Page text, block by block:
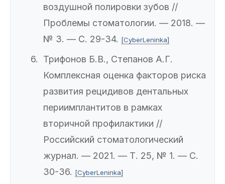
воздушной полировки зубов //
Проблемы стоматологии. — 2018. —
№ 3. — С. 29-34. [CyberLeninka]
Трифонов Б.В., Степанов А.Г.
Комплексная оценка факторов риска
развития рецидивов дентальных
периимплантитов в рамках
вторичной профилактики //
Российский стоматологический
журнал. — 2021. — Т. 25, № 1. — С.
30-36. [CyberLeninka]